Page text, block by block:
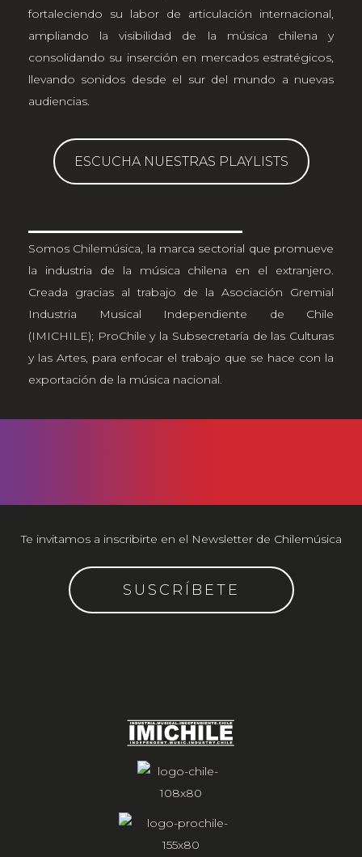
fortaleciendo su labor de articulación internacional,
ampliando la visibilidad de la música chilena y
consolidando su inserción en mercados estratégicos,
llevando sonidos desde el sur del mundo a nuevas
audiencias.
ESCUCHA NUESTRAS PLAYLISTS
Somos Chilemúsica, la marca sectorial que promueve
la industria de la música chilena en el extranjero.
Creada gracias al trabajo de la Asociación Gremial
Industria Musical Independiente de Chile
(IMICHILE); ProChile y la Subsecretaría de las Culturas
y las Artes, para enfocar el trabajo que se hace con la
exportación de la música nacional.
Te invitamos a inscribirte en el Newsletter de Chilemúsica
SUSCRÍBETE